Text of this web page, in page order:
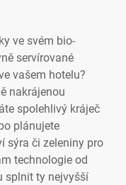
ve svém bio-
servírované
vašem hotelu?
nakrájenou
spolehlivý kráječ
plánujete
sýra či zeleniny pro
technologie od
splnit ty nejvyšší